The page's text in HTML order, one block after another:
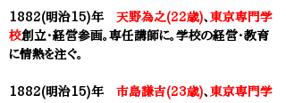
1882(明治15)年 天野為之(22歳)、 東京専門学
校創立・経営参画。専任講師に。学校の経営・教育
に情熱を注ぐ。
1882(明治15)年 市島謙吉(23歳)、 東京専門学